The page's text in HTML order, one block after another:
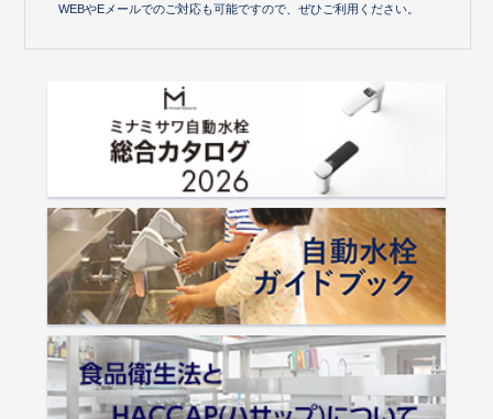
WEBやEメールでのご対応も可能ですので、ぜひご利用ください。